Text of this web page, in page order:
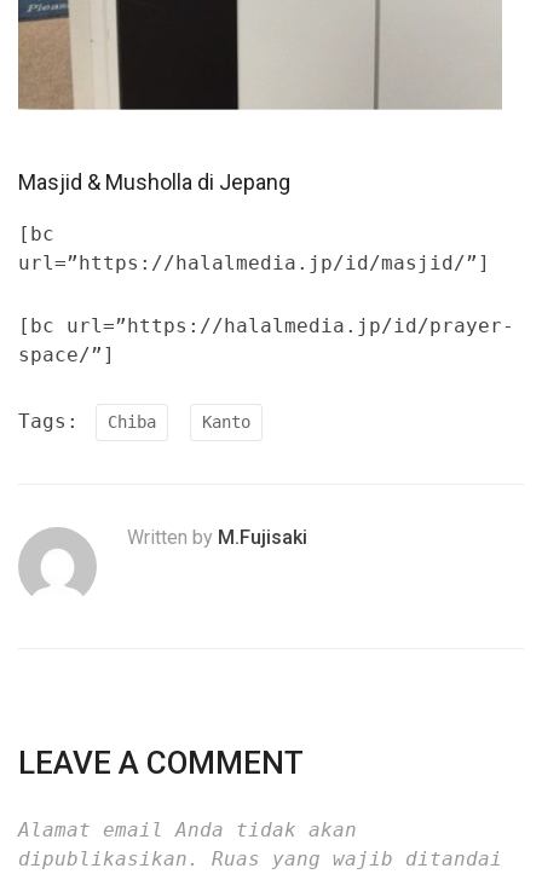
Masjid & Musholla di Jepang
[bc
url=”https://halalmedia.jp/id/masjid/”]
[bc url=”https://halalmedia.jp/id/prayer-
space/”]
Tags: Chiba Kanto
Written by M.Fujisaki
LEAVE A COMMENT
Alamat email Anda tidak akan
dipublikasikan.
Ruas yang wajib ditandai